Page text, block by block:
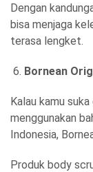
Dengan
bisa menjaga
terasa lengket.
Bornean
Kalau kamu
menggunakan
Indonesia,
Produk body